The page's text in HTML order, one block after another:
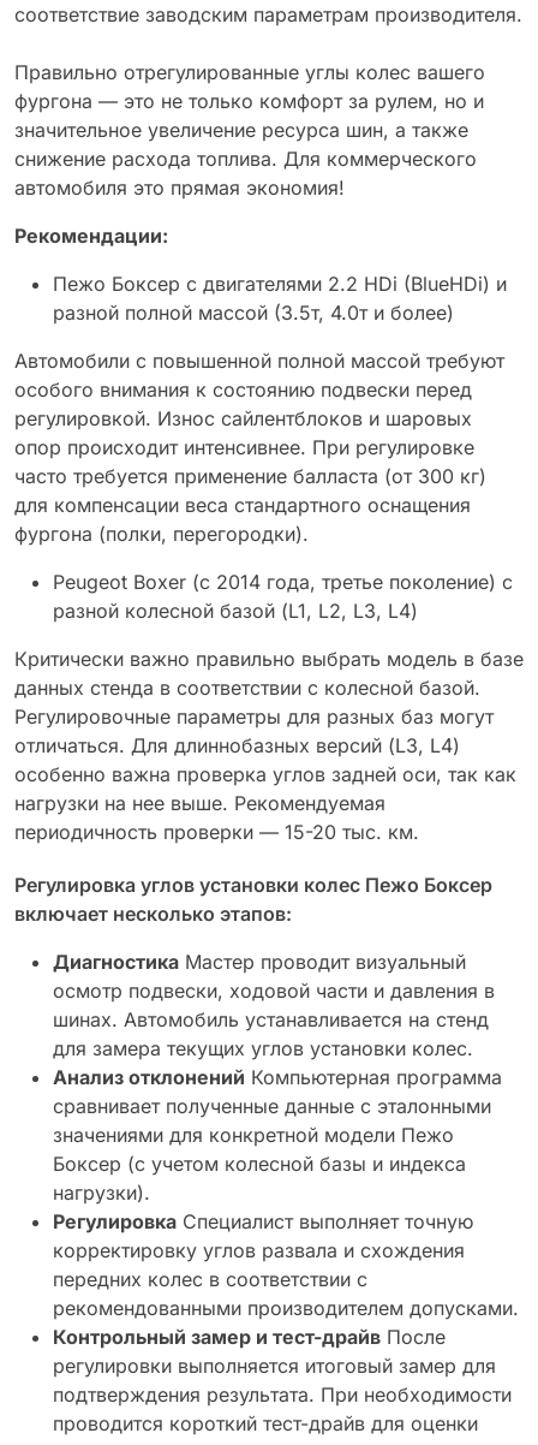
соответствие заводским параметрам производителя.
Правильно отрегулированные углы колес вашего
фургона — это не только комфорт за рулем, но и
значительное увеличение ресурса шин, а также
снижение расхода топлива. Для коммерческого
автомобиля это прямая экономия!
Рекомендации:
Пежо Боксер с двигателями 2.2 HDi (BlueHDi) и
разной полной массой (3.5т, 4.0т и более)
Автомобили с повышенной полной массой требуют
особого внимания к состоянию подвески перед
регулировкой. Износ сайлентблоков и шаровых
опор происходит интенсивнее. При регулировке
часто требуется применение балласта (от 300 кг)
для компенсации веса стандартного оснащения
фургона (полки, перегородки).
Peugeot Boxer (с 2014 года, третье поколение) с
разной колесной базой (L1, L2, L3, L4)
Критически важно правильно выбрать модель в базе
данных стенда в соответствии с колесной базой.
Регулировочные параметры для разных баз могут
отличаться. Для длиннобазных версий (L3, L4)
особенно важна проверка углов задней оси, так как
нагрузки на нее выше. Рекомендуемая
периодичность проверки — 15-20 тыс. км.
Регулировка углов установки колес Пежо Боксер
включает несколько этапов:
Диагностика Мастер проводит визуальный
осмотр подвески, ходовой части и давления в
шинах. Автомобиль устанавливается на стенд
для замера текущих углов установки колес.
Анализ отклонений Компьютерная программа
сравнивает полученные данные с эталонными
значениями для конкретной модели Пежо
Боксер (с учетом колесной базы и индекса
нагрузки).
Регулировка Специалист выполняет точную
корректировку углов развала и схождения
передних колес в соответствии с
рекомендованными производителем допусками.
Контрольный замер и тест-драйв После
регулировки выполняется итоговый замер для
подтверждения результата. При необходимости
проводится короткий тест-драйв для оценки